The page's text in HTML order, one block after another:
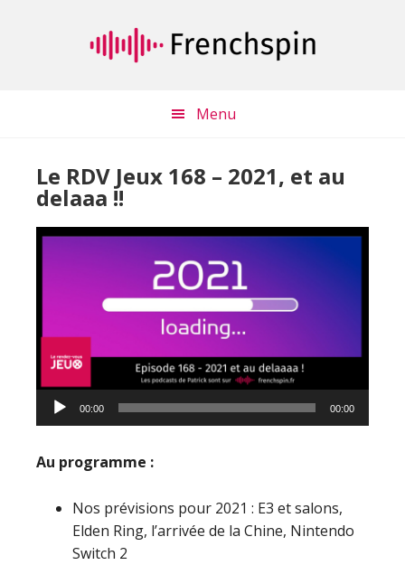
Menu
Le RDV Jeux 168 – 2021, et au
delaaa !!
Lecteur
audio
00:00 00:00
Au programme :
Nos prévisions pour 2021 : E3 et salons,
Elden Ring, l’arrivée de la Chine, Nintendo
Switch 2